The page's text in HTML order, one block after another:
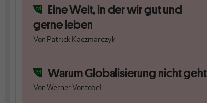
Eine Welt, in der wir gut und
gerne leben
Von Patrick Kaczmarczyk
Warum Globalisierung nicht geht
Von Werner Vontobel